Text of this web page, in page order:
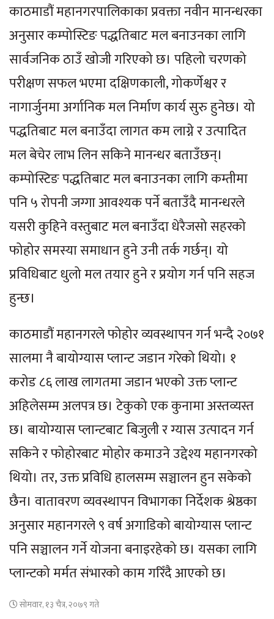
काठमाडौं महानगरपालिकाका प्रवक्ता नवीन मानन्धरका
अनुसार कम्पोस्टिङ पद्धतिबाट मल बनाउनका लागि
सार्वजनिक ठाउँ खोजी गरिएको छ। पहिलो चरणको
परीक्षण सफल भएमा दक्षिणकाली, गोकर्णेश्वर र
नागार्जुनमा अर्गानिक मल निर्माण कार्य सुरु हुनेछ। यो
पद्धतिबाट मल बनाउँदा लागत कम लाग्ने र उत्पादित
मल बेचेर लाभ लिन सकिने मानन्धर बताउँछन्।
कम्पोस्टिङ पद्धतिबाट मल बनाउनका लागि कम्तीमा
पनि ५ रोपनी जग्गा आवश्यक पर्ने बताउँदै मानन्धरले
यसरी कुहिने वस्तुबाट मल बनाउँदा धेरैजसो सहरको
फोहोर समस्या समाधान हुने उनी तर्क गर्छन्। यो
प्रविधिबाट धुलो मल तयार हुने र प्रयोग गर्न पनि सहज
हुन्छ।
काठमाडौं महानगरले फोहोर व्यवस्थापन गर्न भन्दै २०७१
सालमा नै बायोग्यास प्लान्ट जडान गरेको थियो। १
करोड ८६ लाख लागतमा जडान भएको उक्त प्लान्ट
अहिलेसम्म अलपत्र छ। टेकुको एक कुनामा अस्तव्यस्त
छ। बायोग्यास प्लान्टबाट बिजुली र ग्यास उत्पादन गर्न
सकिने र फोहोरबाट मोहोर कमाउने उद्देश्य महानगरको
थियो। तर, उक्त प्रविधि हालसम्म सञ्चालन हुन सकेको
छैन। वातावरण व्यवस्थापन विभागका निर्देशक श्रेष्ठका
अनुसार महानगरले ९ वर्ष अगाडिको बायोग्यास प्लान्ट
पनि सञ्चालन गर्ने योजना बनाइरहेको छ। यसका लागि
प्लान्टको मर्मत संभारको काम गरिँदै आएको छ।
सोमवार, १३ चैत्र, २०७९ गते